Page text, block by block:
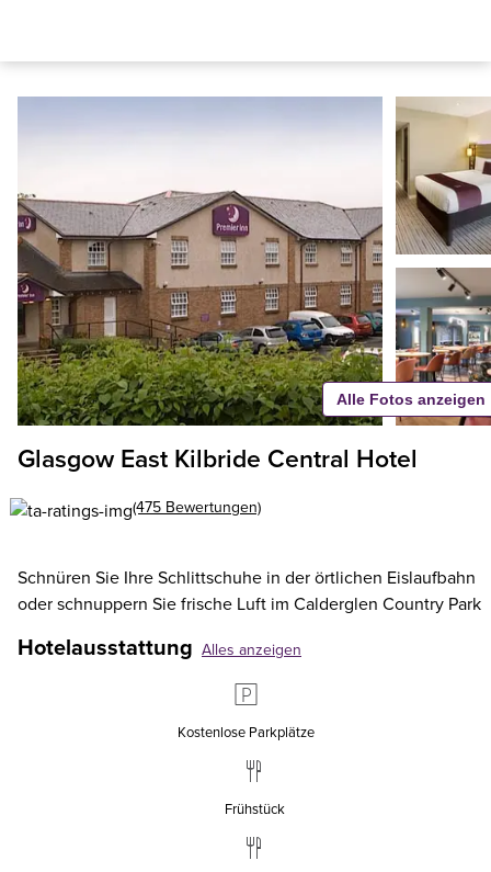
Glasgow East Kilbride Central Hotel
(475 Bewertungen)
Schnüren Sie Ihre Schlittschuhe in der örtlichen Eislaufbahn
oder schnuppern Sie frische Luft im Calderglen Country Park
Hotelausstattung Alles anzeigen
Kostenlose Parkplätze
Frühstück
Alle Fotos anzeigen